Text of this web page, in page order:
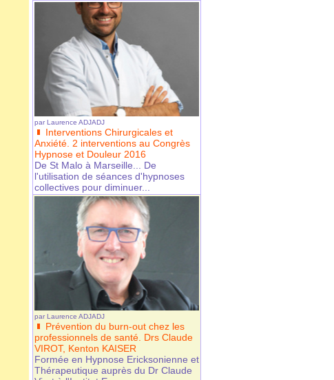
par Laurence ADJADJ
Interventions Chirurgicales et
Anxiété. 2 interventions au Congrès
Hypnose et Douleur 2016
De St Malo à Marseille... De
l'utilisation de séances d'hypnoses
collectives pour diminuer...
par Laurence ADJADJ
Prévention du burn-out chez les
professionnels de santé. Drs Claude
VIROT, Kenton KAISER
Formée en Hypnose Ericksonienne et
Thérapeutique auprès du Dr Claude